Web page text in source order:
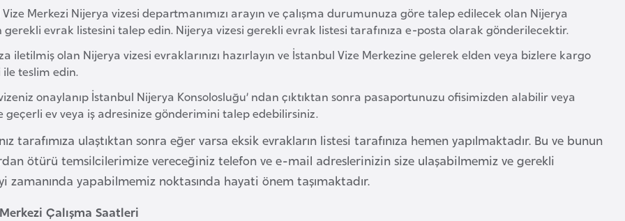
Merkezi Nijerya vizesi departmanımızı arayın ve çalışma durumunuza göre talep edilecek olan Nijerya
gerekli evrak listesini talep edin. Nijerya vizesi gerekli evrak listesi tarafınıza e-posta olarak gönderilecektir.
iletilmiş olan Nijerya vizesi evraklarınızı hazırlayın ve İstanbul Vize Merkezine gelerek elden veya bizlere kargo
teslim edin.
onaylanıp İstanbul Nijerya Konsolosluğu’ ndan çıktıktan sonra pasaportunuzu ofisimizden alabilir veya
geçerli ev veya iş adresinize gönderimini talep edebilirsiniz.
tarafımıza ulaştıktan sonra eğer varsa eksik evrakların listesi tarafınıza hemen yapılmaktadır. Bu ve bunun
ötürü temsilcilerimize vereceğiniz telefon ve e-mail adreslerinizin size ulaşabilmemiz ve gerekli
zamanında yapabilmemiz noktasında hayati önem taşımaktadır.
Çalışma Saatleri